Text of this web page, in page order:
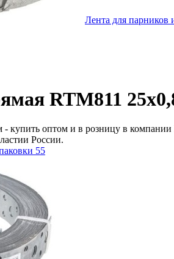
Лента для парников
RTM811
купить оптом и в розницу в
России.
55